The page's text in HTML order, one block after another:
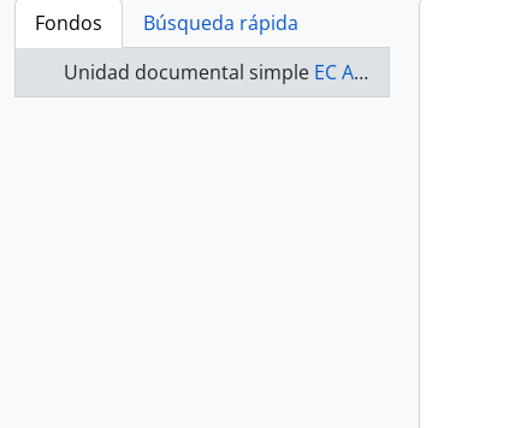
Fondos
Búsqueda rápida
Unidad documental simple EC AN ABJLM ASAMBLEA NACIONAL 2019-2021 - ACTAS ASAMBLEA NACIONAL 2019-2021